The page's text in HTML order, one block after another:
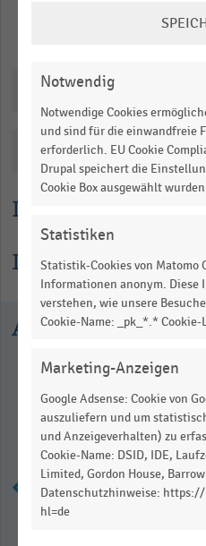
Lesehilfe
Informationen
Ausgewählte
Notwendig
Notwendige Cookies
und sind für die einwandfreie
erforderlich. EU Cookie
Drupal speichert die
Cookie Box ausgewählt
Statistiken
Statistik-Cookies von Matomo
Informationen anonym. Diese
verstehen, wie unsere
Cookie-Name: _pk_*.*
Marketing-Anzeigen
Google Adsense: Cookie von
auszuliefern und um
und Anzeigeverhalten) zu
Cookie-Name: DSID, IDE,
Limited, Gordon House,
Datenschutzhinweise:
hl=de